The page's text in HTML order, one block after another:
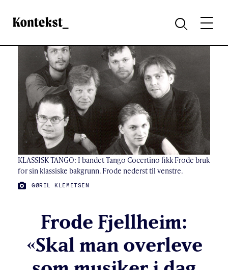
Kontekst
SØKMENY
KLASSISK TANGO: I bandet Tango Cocertino fikk Frode bruk
for sin klassiske bakgrunn. Frode nederst til venstre.
FOTO:
GØRIL KLEMETSEN
Frode Fjellheim:
«Skal man overleve